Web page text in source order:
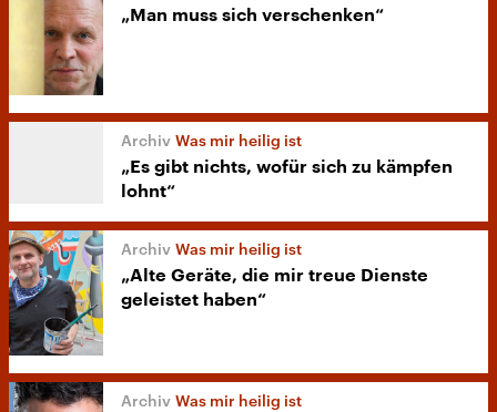
„Man muss sich verschenken“
Was mir heilig ist
„Es gibt nichts, wofür sich zu kämpfen
lohnt“
Was mir heilig ist
„Alte Geräte, die mir treue Dienste
geleistet haben“
Was mir heilig ist